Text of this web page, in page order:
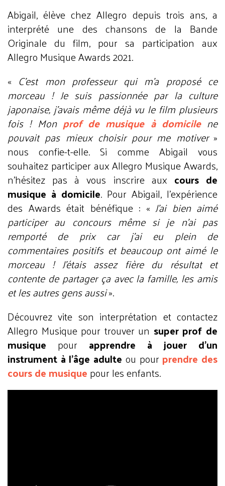
Abigail, élève chez Allegro depuis trois ans, a
interprété une des chansons de la Bande
Originale du film, pour sa participation aux
Allegro Musique Awards 2021.
« C’est mon professeur qui m’a proposé ce
morceau ! Je suis passionnée par la culture
japonaise, j’avais même déjà vu le film plusieurs
fois ! Mon prof de musique à domicilene
pouvait pas mieux choisir pour me motiver»
nous confie-t-elle. Si comme Abigail vous
souhaitez participer aux Allegro Musique Awards,
n’hésitez pas à vous inscrire aux cours de
musique à domicile. Pour Abigail, l’expérience
des Awards était bénéfique : « J’ai bien aimé
participer au concours même si je n’ai pas
remporté de prix car j’ai eu plein de
commentaires positifs et beaucoup ont aimé le
morceau ! J’étais assez fière du résultat et
contente de partager ça avec la famille, les amis
et les autres gens aussi».
Découvrez vite son interprétation et contactez
Allegro Musique pour trouver un super prof de
musique pour apprendre à jouer d’un
instrument à l’âge adulte ou pourprendre des
cours de musiquepour les enfants.